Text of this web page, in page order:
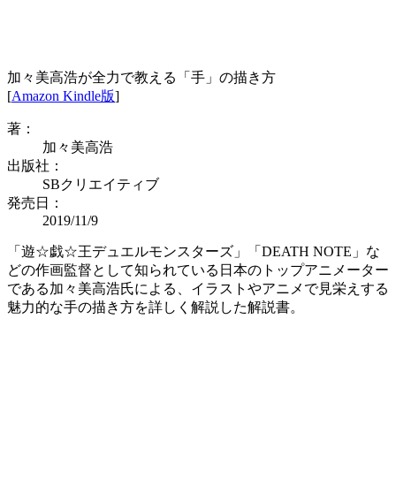
加々美高浩が全力で教える「手」の描き方
[Amazon Kindle版]
著：
加々美高浩
出版社：
SBクリエイティブ
発売日：
2019/11/9
「遊☆戯☆王デュエルモンスターズ」「DEATH NOTE」な
どの作画監督として知られている日本のトップアニメーター
である加々美高浩氏による、イラストやアニメで見栄えする
魅力的な手の描き方を詳しく解説した解説書。